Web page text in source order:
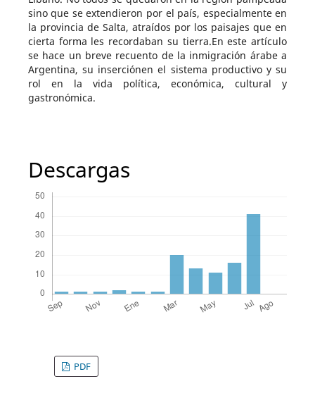
sino que se extendieron por el país, especialmente en
la provincia de Salta, atraídos por los paisajes que en
cierta forma les recordaban su tierra.En este artículo
se hace un breve recuento de la inmigración árabe a
Argentina, su inserciónen el sistema productivo y su
rol en la vida política, económica, cultural y
gastronómica.
Descargas
PDF